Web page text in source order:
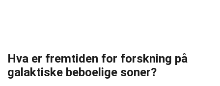
Hva er fremtiden for forskning på
galaktiske beboelige soner?